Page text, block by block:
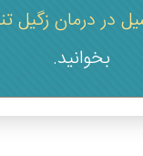
در درمان زگیل
بخوانید.